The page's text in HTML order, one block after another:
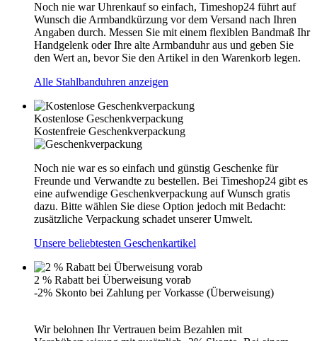
Noch nie war Uhrenkauf so einfach, Timeshop24 führt auf
Wunsch die Armbandkürzung vor dem Versand nach Ihren
Angaben durch. Messen Sie mit einem flexiblen Bandmaß Ihr
Handgelenk oder Ihre alte Armbanduhr aus und geben Sie
den Wert an, bevor Sie den Artikel in den Warenkorb legen.
Alle Stahlbanduhren anzeigen
Kostenlose Geschenkverpackung
Kostenfreie Geschenkverpackung
Noch nie war es so einfach und günstig Geschenke für
Freunde und Verwandte zu bestellen. Bei Timeshop24 gibt es
eine aufwendige Geschenkverpackung auf Wunsch gratis
dazu. Bitte wählen Sie diese Option jedoch mit Bedacht:
zusätzliche Verpackung schadet unserer Umwelt.
Unsere beliebtesten Geschenkartikel
2 % Rabatt bei Überweisung vorab
-2% Skonto bei Zahlung per Vorkasse (Überweisung)
Wir belohnen Ihr Vertrauen beim Bezahlen mit